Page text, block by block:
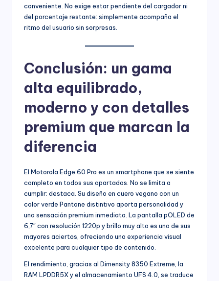
conveniente. No exige estar pendiente del cargador ni
del porcentaje restante: simplemente acompaña el
ritmo del usuario sin sorpresas.
Conclusión: un gama
alta equilibrado,
moderno y con detalles
premium que marcan la
diferencia
El Motorola Edge 60 Pro es un smartphone que se siente
completo en todos sus apartados. No se limita a
cumplir: destaca. Su diseño en cuero vegano con un
color verde Pantone distintivo aporta personalidad y
una sensación premium inmediata. La pantalla pOLED de
6,7″ con resolución 1220p y brillo muy alto es uno de sus
mayores aciertos, ofreciendo una experiencia visual
excelente para cualquier tipo de contenido.
El rendimiento, gracias al Dimensity 8350 Extreme, la
RAM LPDDR5X y el almacenamiento UFS 4.0, se traduce